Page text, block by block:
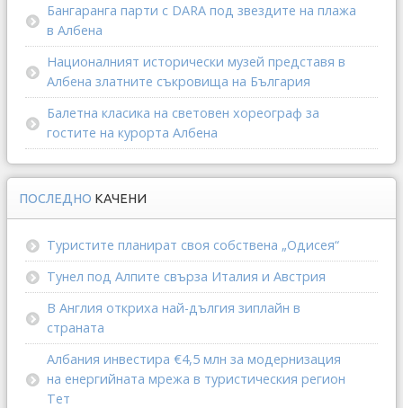
Бангаранга парти с DARA под звездите на плажа
в Албена
Националният исторически музей представя в
Албена златните съкровища на България
Балетна класика на световен хореограф за
гостите на курорта Албена
ПОСЛЕДНО КАЧЕНИ
Туристите планират своя собствена „Одисея“
Тунел под Алпите свърза Италия и Австрия
В Англия откриха най-дългия зиплайн в
страната
Албания инвестира €4,5 млн за модернизация
на енергийната мрежа в туристическия регион
Тет